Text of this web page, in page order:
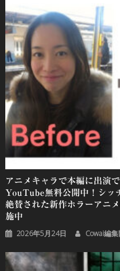
アニメキャラで本編に出演
YouTube無料公開中！シッ
絶賛された新作ホラーアニ
施中
2026年5月24日 Cowai編